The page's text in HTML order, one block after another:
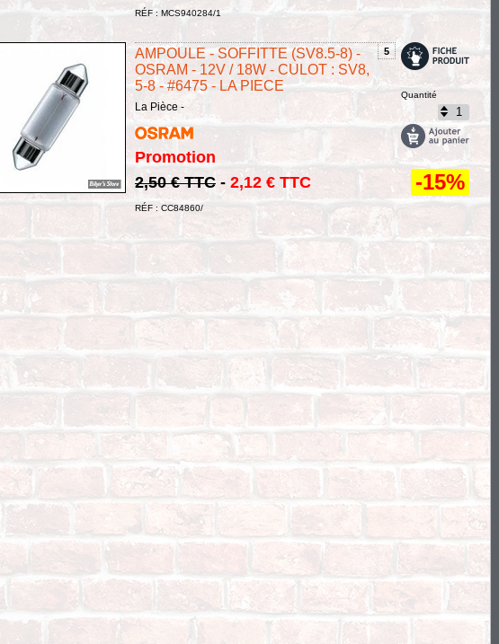
RÉF : MCS940284/1
5
AMPOULE - SOFFITTE (SV8.5-8) -
OSRAM - 12V / 18W - CULOT : SV8,
5-8 - #6475 - LA PIECE
La Pièce -
Promotion
2,50 € TTC - 2,12 € TTC
RÉF : CC84860/
Quantité
-15%